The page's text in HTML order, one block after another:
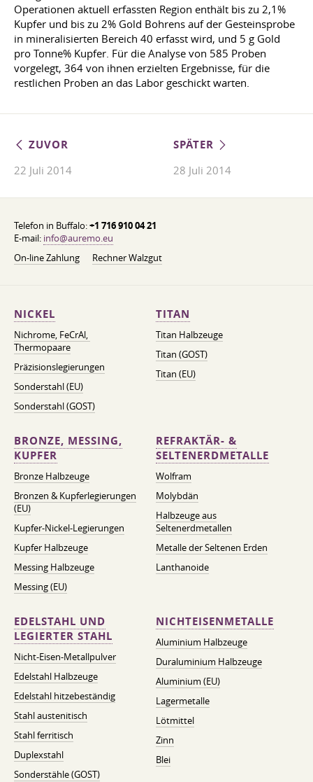
Operationen aktuell erfassten Region enthält bis zu 2,1%
Kupfer und bis zu 2% Gold Bohrens auf der Gesteinsprobe
in mineralisierten Bereich 40 erfasst wird, und 5 g Gold
pro Tonne% Kupfer. Für die Analyse von 585 Proben
vorgelegt, 364 von ihnen erzielten Ergebnisse, für die
restlichen Proben an das Labor geschickt warten.
ZUVOR
22 Juli 2014
SPÄTER
28 Juli 2014
Telefon in Buffalo:+1 716 910 04 21
E-mail: info@auremo.eu
On-line Zahlung
Rechner Walzgut
NICKEL
Nichrome, FeСrAl, ​​
Thermopaare
Präzisionslegierungen
Sonderstahl (EU)
Sonderstahl (GOST)
TITAN
Titan Halbzeuge
Titan (GOST)
Titan (EU)
BRONZE, MESSING,
KUPFER
Bronze Halbzeuge
Bronzen & Kupferlegierungen
(EU)
Kupfer-Nickel-Legierungen
Kupfer Halbzeuge
Messing Halbzeuge
Messing (EU)
REFRAKTÄR- &
SELTENERDMETALLE
Wolfram
Molybdän
Halbzeuge aus
Seltenerdmetallen
Metalle der Seltenen Erden
Lanthanoide
EDELSTAHL UND
LEGIERTER STAHL
Nicht-Eisen-Metallpulver
Edelstahl Halbzeuge
Edelstahl hitzebeständig
Stahl austenitisch
Stahl ferritisch
Duplexstahl
Sonderstähle (GOST)
NICHTEISENMETALLE
Aluminium Halbzeuge
Duraluminium Halbzeuge
Aluminium (EU)
Lagermetalle
Lötmittel
Zinn
Blei